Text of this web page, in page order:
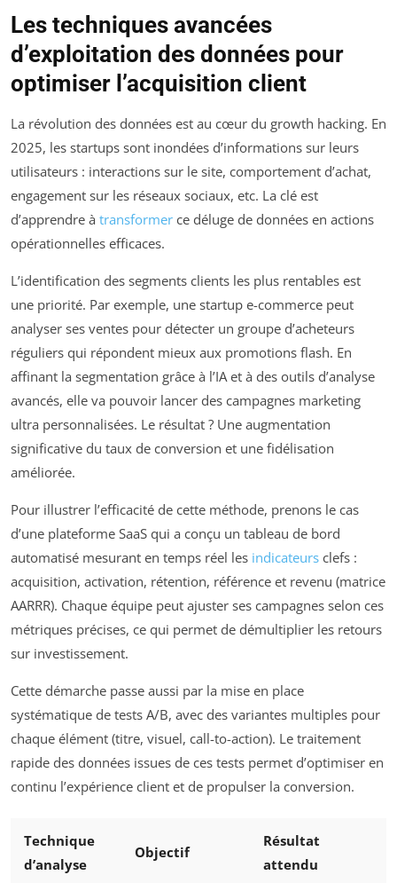
Les techniques avancées
d’exploitation des données pour
optimiser l’acquisition client
La révolution des données est au cœur du growth hacking. En
2025, les startups sont inondées d’informations sur leurs
utilisateurs : interactions sur le site, comportement d’achat,
engagement sur les réseaux sociaux, etc. La clé est
d’apprendre à transformer ce déluge de données en actions
opérationnelles efficaces.
L’identification des segments clients les plus rentables est
une priorité. Par exemple, une startup e-commerce peut
analyser ses ventes pour détecter un groupe d’acheteurs
réguliers qui répondent mieux aux promotions flash. En
affinant la segmentation grâce à l’IA et à des outils d’analyse
avancés, elle va pouvoir lancer des campagnes marketing
ultra personnalisées. Le résultat ? Une augmentation
significative du taux de conversion et une fidélisation
améliorée.
Pour illustrer l’efficacité de cette méthode, prenons le cas
d’une plateforme SaaS qui a conçu un tableau de bord
automatisé mesurant en temps réel les indicateurs clefs :
acquisition, activation, rétention, référence et revenu (matrice
AARRR). Chaque équipe peut ajuster ses campagnes selon ces
métriques précises, ce qui permet de démultiplier les retours
sur investissement.
Cette démarche passe aussi par la mise en place
systématique de tests A/B, avec des variantes multiples pour
chaque élément (titre, visuel, call-to-action). Le traitement
rapide des données issues de ces tests permet d’optimiser en
continu l’expérience client et de propulser la conversion.
Technique
d’analyse
Objectif
Résultat
attendu